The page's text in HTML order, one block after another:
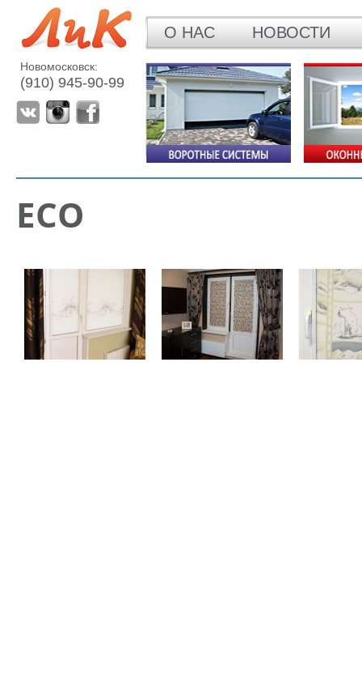
Новомосковск:
(910) 945-90-99
О НАС НОВОСТИ
ECO